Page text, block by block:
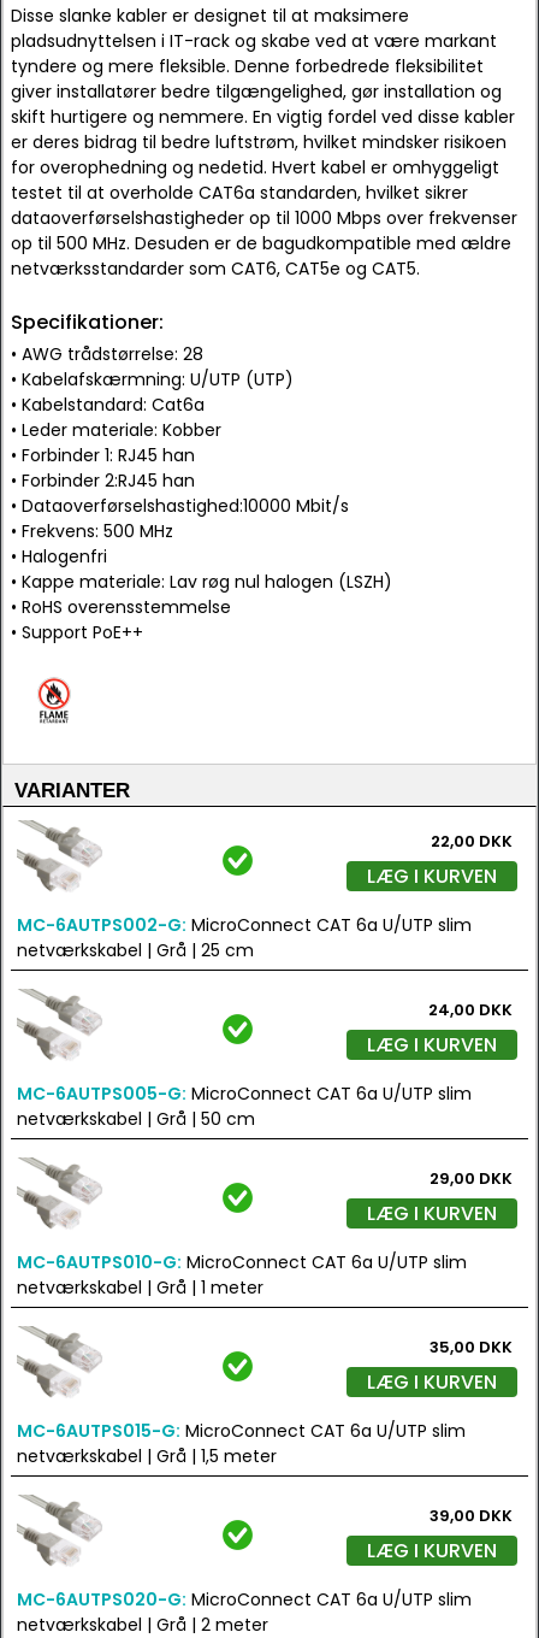
Disse slanke kabler er designet til at maksimere
pladsudnyttelsen i IT-rack og skabe ved at være markant
tyndere og mere fleksible. Denne forbedrede fleksibilitet
giver installatører bedre tilgængelighed, gør installation og
skift hurtigere og nemmere. En vigtig fordel ved disse kabler
er deres bidrag til bedre luftstrøm, hvilket mindsker risikoen
for overophedning og nedetid. Hvert kabel er omhyggeligt
testet til at overholde CAT6a standarden, hvilket sikrer
dataoverførselshastigheder op til 1000 Mbps over frekvenser
op til 500 MHz. Desuden er de bagudkompatible med ældre
netværksstandarder som CAT6, CAT5e og CAT5.
Specifikationer:
• AWG trådstørrelse: 28
• Kabelafskærmning: U/UTP (UTP)
• Kabelstandard: Cat6a
• Leder materiale: Kobber
• Forbinder 1: RJ45 han
• Forbinder 2:RJ45 han
• Dataoverførselshastighed:10000 Mbit/s
• Frekvens: 500 MHz
• Halogenfri
• Kappe materiale: Lav røg nul halogen (LSZH)
• RoHS overensstemmelse
• Support PoE++
VARIANTER
22,00 DKK
LÆG I KURVEN
MC-6AUTPS002-G: MicroConnect CAT 6a U/UTP slim
netværkskabel | Grå | 25 cm
24,00 DKK
LÆG I KURVEN
MC-6AUTPS005-G: MicroConnect CAT 6a U/UTP slim
netværkskabel | Grå | 50 cm
29,00 DKK
LÆG I KURVEN
MC-6AUTPS010-G: MicroConnect CAT 6a U/UTP slim
netværkskabel | Grå | 1 meter
35,00 DKK
LÆG I KURVEN
MC-6AUTPS015-G: MicroConnect CAT 6a U/UTP slim
netværkskabel | Grå | 1,5 meter
39,00 DKK
LÆG I KURVEN
MC-6AUTPS020-G: MicroConnect CAT 6a U/UTP slim
netværkskabel | Grå | 2 meter